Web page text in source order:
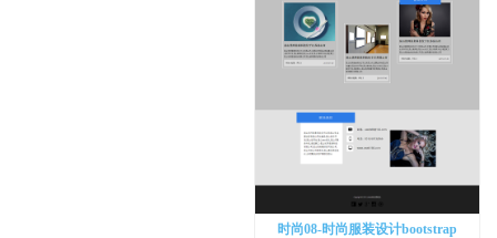
时尚08-时尚服装设计bootstrap